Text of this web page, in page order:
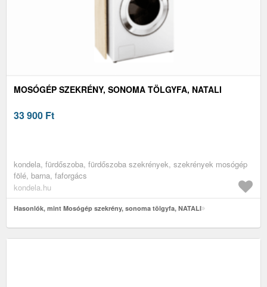
MOSÓGÉP SZEKRÉNY, SONOMA TÖLGYFA, NATALI
33 900 Ft
kondela, fürdőszoba, fürdőszoba szekrények, szekrények mosógép
fölé, barna, faforgács
kondela.hu
Hasonlók, mint Mosógép szekrény, sonoma tölgyfa, NATALI